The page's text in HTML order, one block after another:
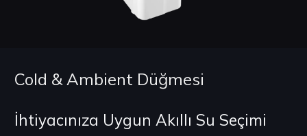
Cold & Ambient Düğmesi
İhtiyacınıza Uygun Akıllı Su Seçimi